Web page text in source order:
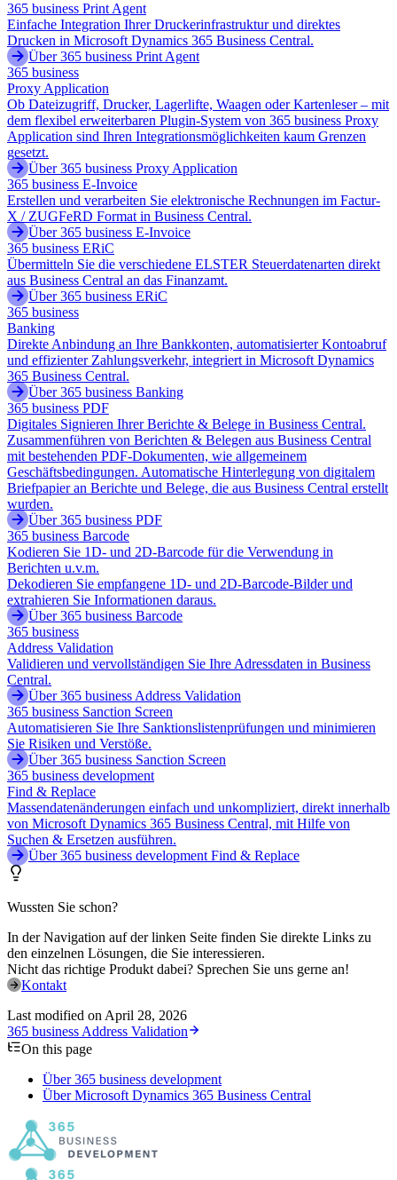
365 business Print Agent
Einfache Integration Ihrer Druckerinfrastruktur und direktes
Drucken in Microsoft Dynamics 365 Business Central.
Über 365 business Print Agent
365 business
Proxy Application
Ob Dateizugriff, Drucker, Lagerlifte, Waagen oder Kartenleser – mit
dem flexibel erweiterbaren Plugin-System von 365 business Proxy
Application sind Ihren Integrationsmöglichkeiten kaum Grenzen
gesetzt.
Über 365 business Proxy Application
365 business E-Invoice
Erstellen und verarbeiten Sie elektronische Rechnungen im Factur-
X / ZUGFeRD Format in Business Central.
Über 365 business E-Invoice
365 business ERiC
Übermitteln Sie die verschiedene ELSTER Steuerdatenarten direkt
aus Business Central an das Finanzamt.
Über 365 business ERiC
365 business
Banking
Direkte Anbindung an Ihre Bankkonten, automatisierter Kontoabruf
und effizienter Zahlungsverkehr, integriert in Microsoft Dynamics
365 Business Central.
Über 365 business Banking
365 business PDF
Digitales Signieren Ihrer Berichte & Belege in Business Central.
Zusammenführen von Berichten & Belegen aus Business Central
mit bestehenden PDF-Dokumenten, wie allgemeinem
Geschäftsbedingungen. Automatische Hinterlegung von digitalem
Briefpapier an Berichte und Belege, die aus Business Central erstellt
wurden.
Über 365 business PDF
365 business Barcode
Kodieren Sie 1D- und 2D-Barcode für die Verwendung in
Berichten u.v.m.
Dekodieren Sie empfangene 1D- und 2D-Barcode-Bilder und
extrahieren Sie Informationen daraus.
Über 365 business Barcode
365 business
Address Validation
Validieren und vervollständigen Sie Ihre Adressdaten in Business
Central.
Über 365 business Address Validation
365 business Sanction Screen
Automatisieren Sie Ihre Sanktionslistenprüfungen und minimieren
Sie Risiken und Verstöße.
Über 365 business Sanction Screen
365 business development
Find & Replace
Massendatenänderungen einfach und unkompliziert, direkt innerhalb
von Microsoft Dynamics 365 Business Central, mit Hilfe von
Suchen & Ersetzen ausführen.
Über 365 business development Find & Replace
Wussten Sie schon?
In der Navigation auf der linken Seite finden Sie direkte Links zu
den einzelnen Lösungen, die Sie interessieren.
Nicht das richtige Produkt dabei? Sprechen Sie uns gerne an!
Kontakt
Last modified on April 28, 2026
365 business Address Validation
On this page
Über 365 business development
Über Microsoft Dynamics 365 Business Central